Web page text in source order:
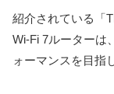
紹介されている「
Wi-Fi 7ルーターは
ォーマンスを目指